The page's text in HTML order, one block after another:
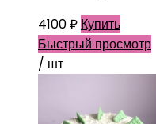
4100₽ Купить
Быстрый просмотр
/ шт